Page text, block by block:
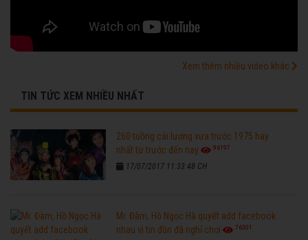
Xem thêm nhiều video khác
TIN TỨC XEM NHIỀU NHẤT
260 tuồng cải lương xưa trước 1975 hay
nhất từ trước đến nay
96197
17/07/2017 11:33:48 CH
Mr. Đàm, Hồ Ngọc Hà quyết add facebook
nhau vì tin đồn đã nghỉ chơi
76301